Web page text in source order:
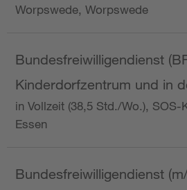
Worpswede, Worpswede
Bundesfreiwilligendienst
Kinderdorfzentrum und in
in Vollzeit (38,5 Std./Wo.), SOS-
Essen
Bundesfreiwilligendienst